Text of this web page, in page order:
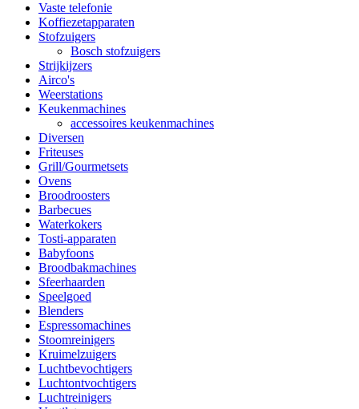
Vaste telefonie
Koffiezetapparaten
Stofzuigers
Bosch stofzuigers
Strijkijzers
Airco's
Weerstations
Keukenmachines
accessoires keukenmachines
Diversen
Friteuses
Grill/Gourmetsets
Ovens
Broodroosters
Barbecues
Waterkokers
Tosti-apparaten
Babyfoons
Broodbakmachines
Sfeerhaarden
Speelgoed
Blenders
Espressomachines
Stoomreinigers
Kruimelzuigers
Luchtbevochtigers
Luchtontvochtigers
Luchtreinigers